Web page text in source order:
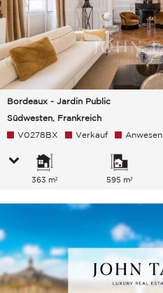
Bordeaux - Jardin Public
Südwesten, Frankreich
V0278BX Verkauf Anwesen
363 m² 595 m²